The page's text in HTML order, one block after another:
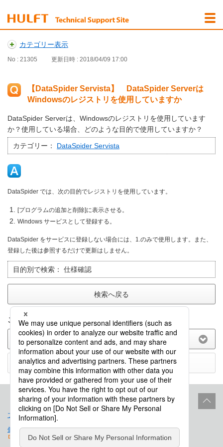
カテゴリー表示
No : 21305 更新日時 : 2018/04/09 17:00
【DataSpider Servista】 DataSpider Serverは
Windowsのレジストリを使用していますか
DataSpider Serverは、Windowsのレジストリを使用しています
か？使用している場合、どのような目的で使用していますか？
カテゴリー： DataSpider Servista
DataSpider では、次の目的でレジストリを使用しています。
[プログラムの追加と削除]に表示させる。
Windows サービスとして登録する。
DataSpider をサービスに登録しない場合には、1.のみで使用します。また、
登録した後は参照するだけで更新はしません。
目的別で検索： 仕様確認
検索へ戻る
このFAQに関してのご意見をお聞かせ下さい。
(選択してください)
送信する
プロダクトライフサイクル サイトポリシー
個人情報保護法に基づく公表事項 免責事項